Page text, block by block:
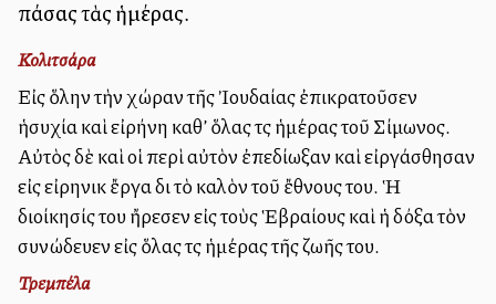
πάσας τὰς ἡμέρας.
Κολιτσάρα
Εἰς ὅλην τὴν χώραν τῆς Ἰουδαίας ἐπικρατοῦσεν
ἡσυχία καὶ εἰρήνη καθ’ ὅλας τὰς ἡμέρας τοῦ Σίμωνος.
Αὐτὸς δὲ καὶ οἱ περὶ αὐτὸν ἐπεδίωξαν καὶ εἰργάσθησαν
εἰς εἰρηνικὰ ἔργα διὰ τὸ καλὸν τοῦ ἔθνους του. Ἡ
διοίκησίς του ἤρεσεν εἰς τοὺς Ἑβραίους καὶ ἡ δόξα τὸν
συνώδευεν εἰς ὅλας τὰς ἡμέρας τῆς ζωῆς του.
Τρεμπέλα